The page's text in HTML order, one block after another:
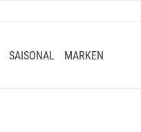
SAISONAL MARKEN